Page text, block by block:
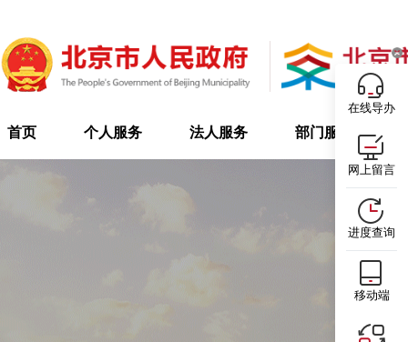
首页 个人服务 法人服务 部门服务
在线导办
网上留言
进度查询
移动端